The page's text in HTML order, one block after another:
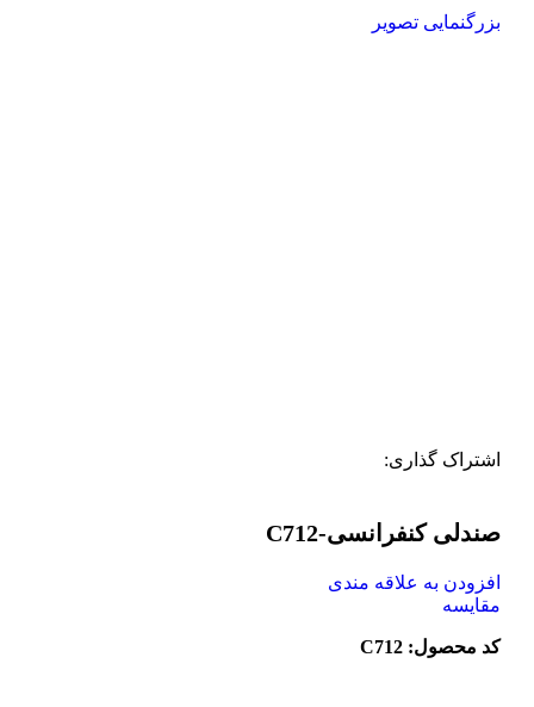
بزرگنمایی تصویر
اشتراک گذاری:
صندلی کنفرانسی-C712
افزودن به علاقه مندی
مقایسه
کد محصول: C712